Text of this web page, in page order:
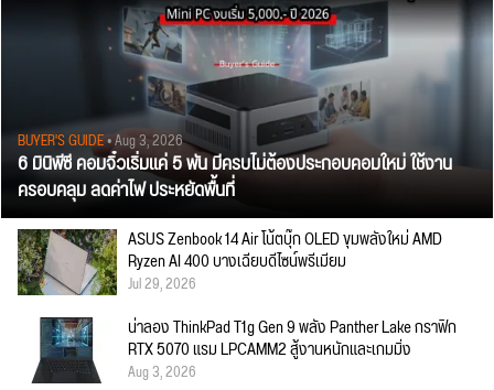
BUYER'S GUIDE• Aug 3, 2026
6 มินิพีซี คอมจิ๋วเริ่มแค่ 5 พัน มีครบไม่ต้องประกอบคอมใหม่ ใช้งาน
ครอบคลุม ลดค่าไฟ ประหยัดพื้นที่
ASUS Zenbook 14 Air โน้ตบุ๊ก OLED ขุมพลังใหม่ AMD
Ryzen AI 400 บางเฉียบดีไซน์พรีเมียม
Jul 29, 2026
น่าลอง ThinkPad T1g Gen 9 พลัง Panther Lake กราฟิก
RTX 5070 แรม LPCAMM2 สู้งานหนักและเกมมิ่ง
Aug 3, 2026